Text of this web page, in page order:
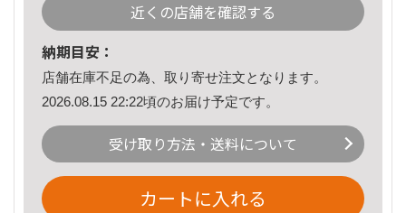
近くの店舗を確認する
納期目安：
店舗在庫不足の為、取り寄せ注文となります。
2026.08.15 22:22頃のお届け予定です。
受け取り方法・送料について
カートに入れる